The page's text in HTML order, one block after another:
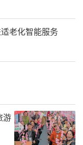
责任编辑：辛晓霞 秦乐
老化智能服务
游